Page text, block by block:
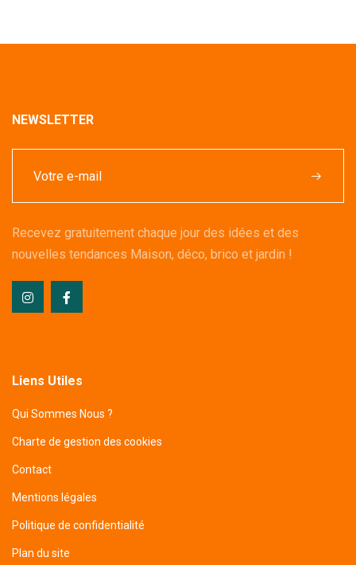
NEWSLETTER
Recevez gratuitement chaque jour des idées et des
nouvelles tendances Maison, déco, brico et jardin !
Liens Utiles
Qui Sommes Nous ?
Charte de gestion des cookies
Contact
Mentions légales
Politique de confidentialité
Plan du site